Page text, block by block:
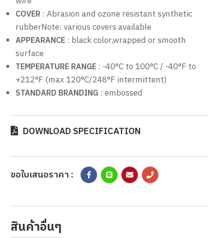
COVER : Abrasion and ozone resistant synthetic
rubberNote: various covers available
APPEARANCE: black color,wrapped or smooth
surface
TEMPERATURE RANGE: -40°C to 100°C / -40°F to
+212°F (max 120°C/248°F intermittent)
STANDARD BRANDING : embossed
DOWNLOAD SPECIFICATION
ขอใบเสนอราคา :
สินค้าอื่นๆ